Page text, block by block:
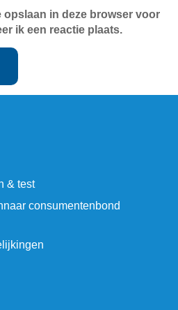
opslaan in deze browser voor
ik een reactie plaats.
& test
consumentenbond